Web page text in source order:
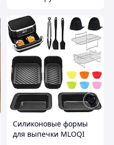
Силиконовые формы
для выпечки MLOQI